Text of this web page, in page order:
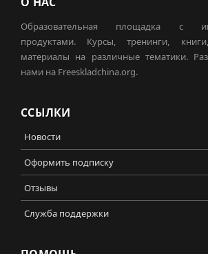
Образовательная площадка с
продуктами. Курсы, тренинги,
материалы на различные тематики.
нами на Freeskladchina.org.
ССЫЛКИ
Новости
Оформить подписку
Отзывы
Служба поддержки